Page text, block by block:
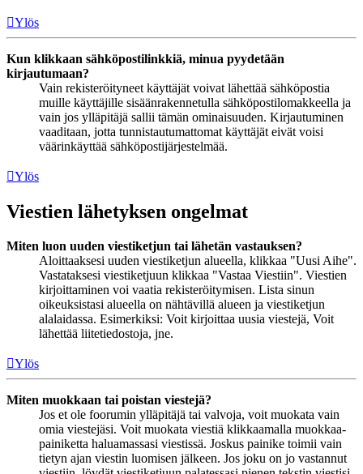
Ylös
Kun klikkaan sähköpostilinkkiä, minua pyydetään
kirjautumaan?
Vain rekisteröityneet käyttäjät voivat lähettää sähköpostia
muille käyttäjille sisäänrakennetulla sähköpostilomakkeella ja
vain jos ylläpitäjä sallii tämän ominaisuuden. Kirjautuminen
vaaditaan, jotta tunnistautumattomat käyttäjät eivät voisi
väärinkäyttää sähköpostijärjestelmää.
Ylös
Viestien lähetyksen ongelmat
Miten luon uuden viestiketjun tai lähetän vastauksen?
Aloittaaksesi uuden viestiketjun alueella, klikkaa "Uusi Aihe".
Vastataksesi viestiketjuun klikkaa "Vastaa Viestiin". Viestien
kirjoittaminen voi vaatia rekisteröitymisen. Lista sinun
oikeuksistasi alueella on nähtävillä alueen ja viestiketjun
alalaidassa. Esimerkiksi: Voit kirjoittaa uusia viestejä, Voit
lähettää liitetiedostoja, jne.
Ylös
Miten muokkaan tai poistan viestejä?
Jos et ole foorumin ylläpitäjä tai valvoja, voit muokata vain
omia viestejäsi. Voit muokata viestiä klikkaamalla muokkaa-
painiketta haluamassasi viestissä. Joskus painike toimii vain
tietyn ajan viestin luomisen jälkeen. Jos joku on jo vastannut